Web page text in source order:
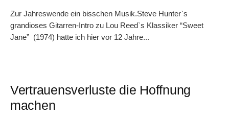
Zur Jahreswende ein bisschen Musik.Steve Hunter`s
grandioses Gitarren-Intro zu Lou Reed`s Klassiker “Sweet
Jane” (1974) hatte ich hier vor 12 Jahre...
Vertrauensverluste die Hoffnung
machen